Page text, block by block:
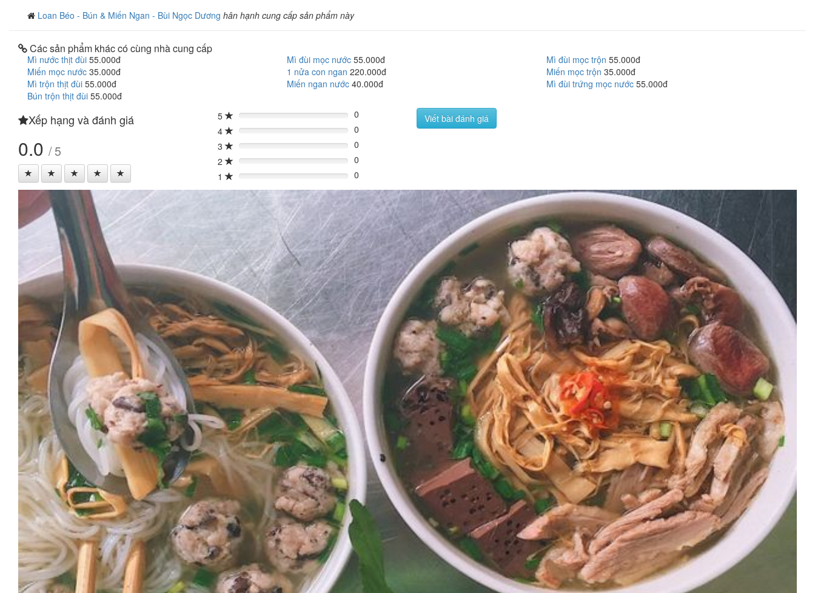
Loan Béo - Bún & Miến Ngan - Bùi Ngọc Dương hân hạnh cung cấp sản phẩm này
Các sản phẩm khác có cùng nhà cung cấp
Mì nước thịt đùi 55.000đ Mì đùi mọc nước 55.000đ Mì đùi mọc trộn 55.000đ
Miến mọc nước 35.000đ 1 nửa con ngan 220.000đ Miến mọc trộn 35.000đ
Mì trộn thịt đùi 55.000đ Miến ngan nước 40.000đ Mì đùi trứng mọc nước 55.000đ
Bún trộn thịt đùi 55.000đ
Xếp hạng và đánh giá
0.0 / 5
5 0%
0
4
0%
0
3
0%
0
2
0%
0
1
0% 0
Viết bài đánh giá